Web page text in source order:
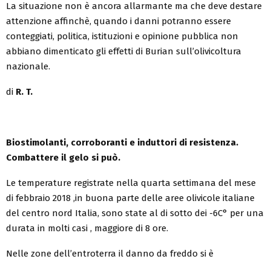
La situazione non è ancora allarmante ma che deve destare
attenzione affinchè, quando i danni potranno essere
conteggiati, politica, istituzioni e opinione pubblica non
abbiano dimenticato gli effetti di Burian sull’olivicoltura
nazionale.
di R. T.
Biostimolanti, corroboranti e induttori di resistenza.
Combattere il gelo si può.
Le temperature registrate nella quarta settimana del mese
di febbraio 2018 ,in buona parte delle aree olivicole italiane
del centro nord Italia, sono state al di sotto dei -6C° per una
durata in molti casi , maggiore di 8 ore.
Nelle zone dell’entroterra il danno da freddo si è